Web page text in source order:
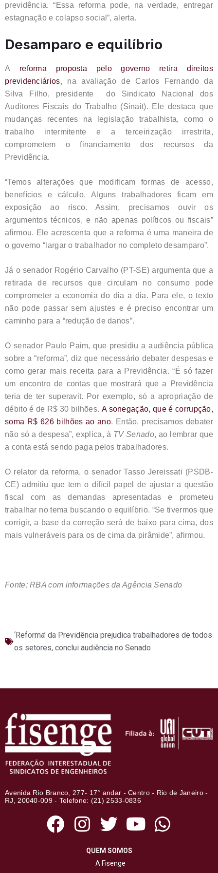
previdência. “Essa reforma pode, na verdade, entregar
estagnação e colapso social”, alerta.
Desamparo e equilíbrio
A reforma proposta pelo governo retira direitos
previdenciários, na avaliação de Carlos Fernando da
Silva Filho, presidente do Sindicato Nacional dos
Auditores Fiscais do Trabalho (Sinait). Ele destaca que
mudanças recentes na legislação trabalhista, como o
trabalho intermitente e a terceirização irrestrita,
comprometem o financiamento dos recursos da
Previdência.
“Temos alterações que modificam formas de acesso,
benefícios e cálculo. Alguns trabalhadores ficam em
exposição ao risco. Assim, precisamos ouvir os
argumentos técnicos, e não apenas políticos ou fiscais”
afirmou. Ele acrescenta que a reforma é uma maneira de
o governo “largar o trabalhador no completo desamparo”.
Já o senador Rogério Carvalho (PT-SE) argumenta que a
retirada de recursos que circulam no consumo pode
comprometer a economia do dia a dia. Para ele, o texto
não pode passar sem ajustes e é preciso encontrar um
caminho para a “redução de danos”.
O senador Paulo Paim, que presidiu a audiência pública
sobre a “reforma”, diz que necessário debater despesas e
como gerar mais receita para a Previdência. “É só fazer
um encontro de contas que mostrará que a Previdência
teria de ter superavit. Por exemplo, só a apropriação de
débito é de R$ 30 bilhões. A sonegação, que é corrupção,
soma R$ 626 bilhões ao ano. Então, precisamos debater
não só a despesa”, explica, à TV Senado, ao lembrar que
a conta está sendo paga pelos trabalhadores.
O relator da reforma, o senador Tasso Jereissati (PSDB-
CE) admitiu que tem o difícil papel de ajustar a questão
fiscal com as demandas apresentadas e prometeu
trabalhar no tema buscando o equilíbrio. “Se tivermos que
corrigir, a base da correção será de baixo para cima, dos
mais vulneráveis para os de cima da pirâmide”, afirmou.
Fonte: RBA com informações da Agência Senado
‘Reforma’ da Previdência prejudica trabalhadores de todos
os setores, conclui audiência no Senado
Avenida Rio Branco, 277- 17° andar - Centro - Rio de Janeiro -
RJ, 20040-009 - Telefone: (21) 2533-0836
QUEM SOMOS
A Fisenge